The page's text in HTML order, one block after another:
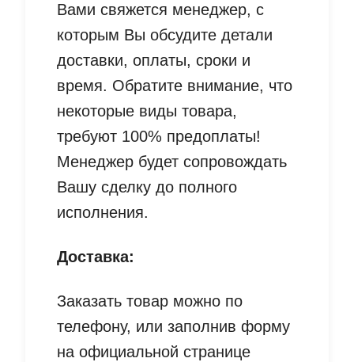
Вами свяжется менеджер, с
которым Вы обсудите детали
доставки, оплаты, сроки и
время. Обратите внимание, что
некоторые виды товара,
требуют 100% предоплаты!
Менеджер будет сопровождать
Вашу сделку до полного
исполнения.
Доставка:
Заказать товар можно по
телефону, или заполнив форму
на официальной странице